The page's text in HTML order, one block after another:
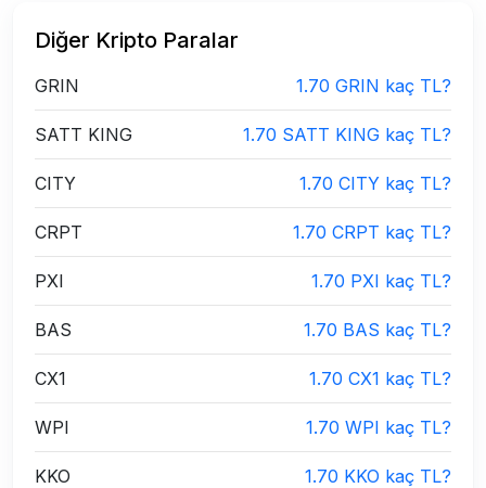
Diğer Kripto Paralar
GRIN 1.70 GRIN kaç TL?
SATT KING 1.70 SATT KING kaç TL?
CITY 1.70 CITY kaç TL?
CRPT 1.70 CRPT kaç TL?
PXI 1.70 PXI kaç TL?
BAS 1.70 BAS kaç TL?
CX1 1.70 CX1 kaç TL?
WPI 1.70 WPI kaç TL?
KKO 1.70 KKO kaç TL?